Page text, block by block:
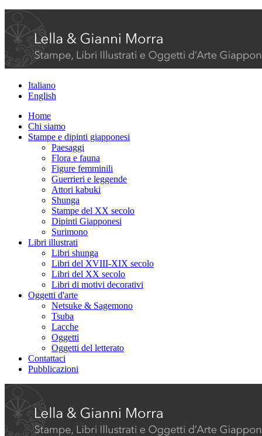
Italiano
English
Home
Chi siamo
Stampe e dipinti giapponesi
Paesaggi
Flora e fauna
Figure femminili
Guerrieri e leggende
Attori kabuki
Shunga
Stampe del XX secolo
Dipinti Giapponesi
Surimono
Libri illustrati
Libri shunga
Libri del XVIII-XIX secolo
Libri del XX secolo
Libri di motivi decorativi
Oggetti d'arte
Netsuke & Sagemono
Tsuba
Lacche
Oggetti
Oggetti del letterato
Contattaci
Pubblicazioni